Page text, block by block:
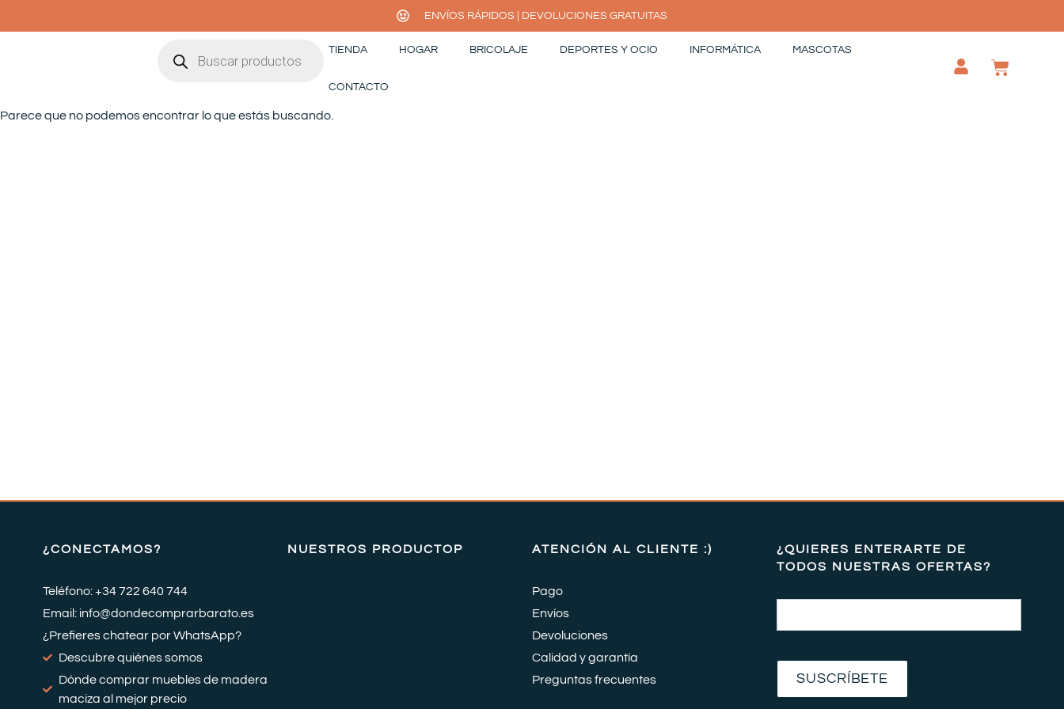
al
ENVÍOS RÁPIDOS | DEVOLUCIONES GRATUITAS
productos
TIENDA HOGAR BRICOLAJE DEPORTES Y OCIO INFORMÁTICA MASCOTAS
CONTACTO
Parece que no podemos encontrar lo que estás buscando.
¿CONECTAMOS?
Teléfono: +34 722 640 744
Email: info@dondecomprarbarato.es
¿Prefieres chatear por WhatsApp?
Descubre quiénes somos
Dónde comprar muebles de madera
maciza al mejor precio
NUESTROS PRODUCTOP ATENCIÓN AL CLIENTE :)
Pago
Envíos
Devoluciones
Calidad y garantía
Preguntas frecuentes
¿QUIERES ENTERARTE DE
TODOS NUESTRAS OFERTAS?
SUSCRÍBETE